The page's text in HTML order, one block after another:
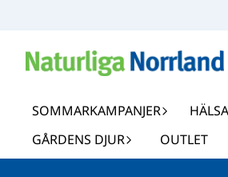
SOMMARKAMPANJER HÄLSA
GÅRDENS DJUR
OUTLET